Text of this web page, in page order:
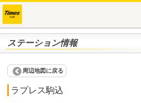
ステーション情報
周辺地図に戻る
ラプレス駒込